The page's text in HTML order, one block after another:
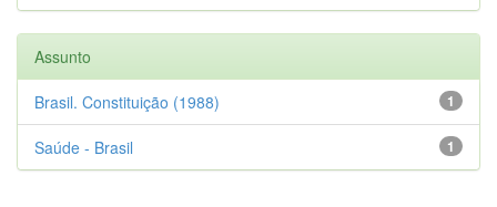
Assunto
1
Brasil. Constituição (1988)
1
Saúde - Brasil